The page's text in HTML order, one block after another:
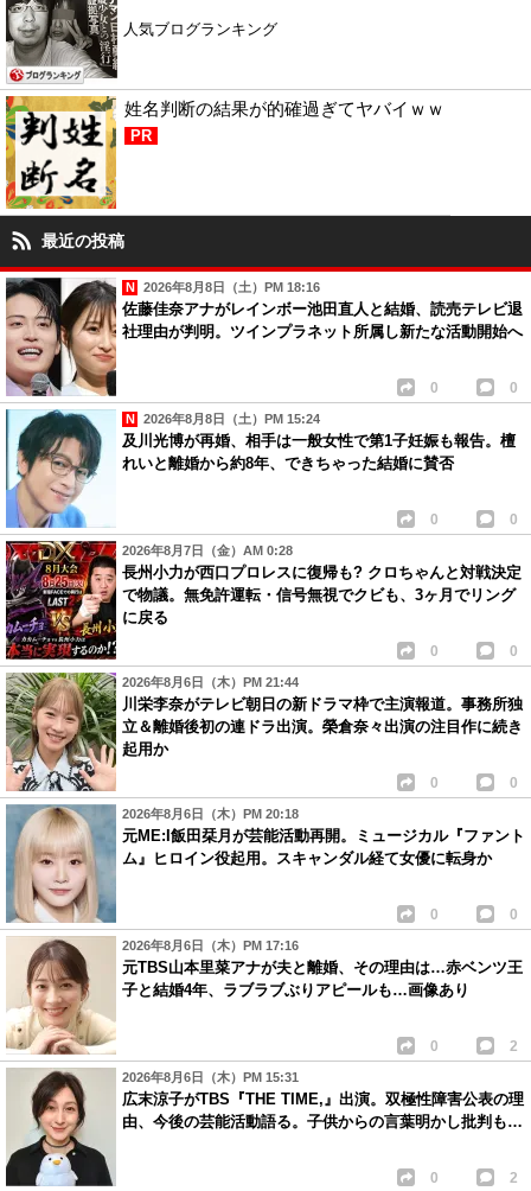
人気ブログランキング
姓名判断の結果が的確過ぎてヤバイｗｗ
PR
最近の投稿
2026年8月8日（土）PM 18:16
佐藤佳奈アナがレインボー池田直人と結婚、読売テレビ退
社理由が判明。ツインプラネット所属し新たな活動開始へ
0 0
2026年8月8日（土）PM 15:24
及川光博が再婚、相手は一般女性で第1子妊娠も報告。檀
れいと離婚から約8年、できちゃった結婚に賛否
0 0
2026年8月7日（金）AM 0:28
長州小力が西口プロレスに復帰も? クロちゃんと対戦決定
で物議。無免許運転・信号無視でクビも、3ヶ月でリング
に戻る
0 0
2026年8月6日（木）PM 21:44
川栄李奈がテレビ朝日の新ドラマ枠で主演報道。事務所独
立＆離婚後初の連ドラ出演。榮倉奈々出演の注目作に続き
起用か
0 0
2026年8月6日（木）PM 20:18
元ME:I飯田栞月が芸能活動再開。ミュージカル『ファント
ム』ヒロイン役起用。スキャンダル経て女優に転身か
0 0
2026年8月6日（木）PM 17:16
元TBS山本里菜アナが夫と離婚、その理由は…赤ベンツ王
子と結婚4年、ラブラブぶりアピールも…画像あり
0 2
2026年8月6日（木）PM 15:31
広末涼子がTBS『THE TIME,』出演。双極性障害公表の理
由、今後の芸能活動語る。子供からの言葉明かし批判も…
0 2